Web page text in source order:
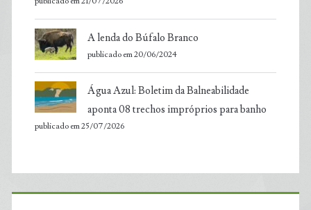
A lenda do Búfalo Branco
publicado em 20/06/2024
Água Azul: Boletim da Balneabilidade
aponta 08 trechos impróprios para banho
publicado em 25/07/2026